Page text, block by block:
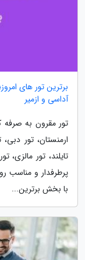
برترین تور های
آداسی و ازمیر
تور مقرون به صرفه
ارمنستان، تور دبی،
تایلند، تور مالزی،
پرطرفدار و مناسب
با بخش برترین...